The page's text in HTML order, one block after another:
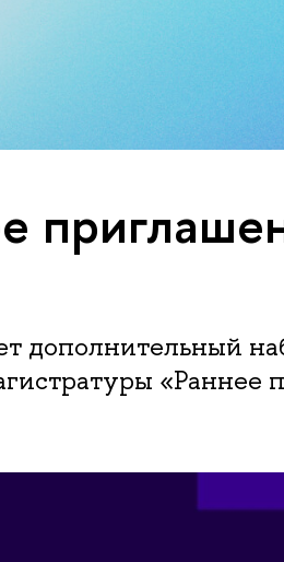
дополнительный
«Раннее